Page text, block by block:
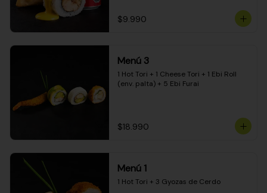
$9.990
Menú 3
1 Hot Tori + 1 Cheese Tori + 1 Ebi Roll
(env. palta) + 5 Ebi Furai
$18.990
Menú 1
1 Hot Tori + 3 Gyozas de Cerdo